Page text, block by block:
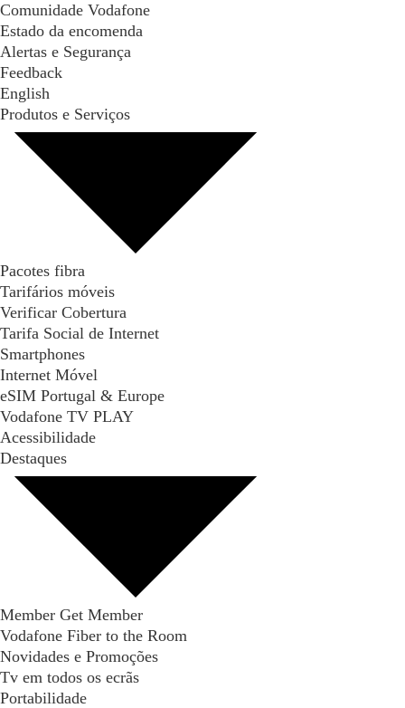
Comunidade Vodafone
Estado da encomenda
Alertas e Segurança
Feedback
English
Produtos e Serviços
Pacotes fibra
Tarifários móveis
Verificar Cobertura
Tarifa Social de Internet
Smartphones
Internet Móvel
eSIM Portugal & Europe
Vodafone TV PLAY
Acessibilidade
Destaques
Member Get Member
Vodafone Fiber to the Room
Novidades e Promoções
Tv em todos os ecrãs
Portabilidade